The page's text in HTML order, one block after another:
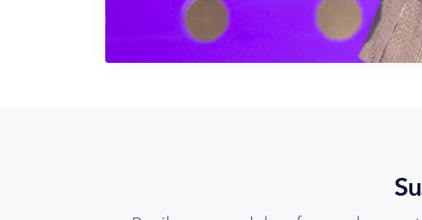
morada celestial.
Usted puede reclamar las promesas todo el tiempo
Biblia, si usted no es atraído, si no está siendo tocado